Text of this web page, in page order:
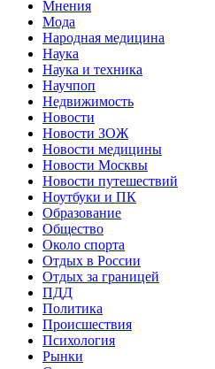
Мнения
Мода
Народная медицина
Наука
Наука и техника
Научпоп
Недвижимость
Новости
Новости ЗОЖ
Новости медицины
Новости Москвы
Новости путешествий
Ноутбуки и ПК
Образование
Общество
Около спорта
Отдых в России
Отдых за границей
ПДД
Политика
Происшествия
Психология
Рынки